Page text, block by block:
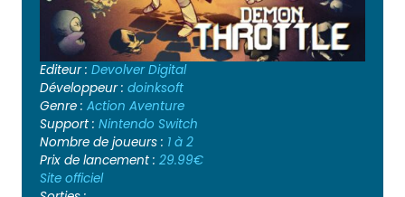
Editeur : Devolver Digital
Développeur : doinksoft
Genre : Action Aventure
Support : Nintendo Switch
Nombre de joueurs : 1 à 2
Prix de lancement : 29.99€
Site officiel